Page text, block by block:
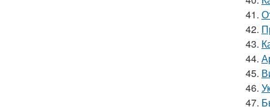
41.
42.
43.
44.
45.
46.
47.